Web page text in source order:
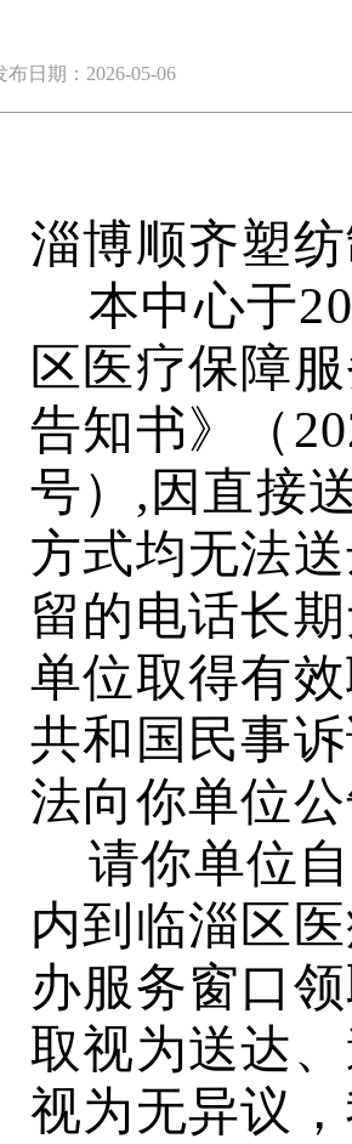
布日期：2026-05-06
淄博顺齐塑
本中心于
区医疗保障
告知书》
（
号） , 因直接
方式均无法
留的电话长
单位取得有
共和国民事
法向你单位
请你单位
内到 临淄区
办服务窗口
取视为送达、
视为无异议，